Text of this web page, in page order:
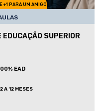
+1 PARA UM AMIGO
EDUCAÇÃO SUPERIOR
EAD
2 A 12 MESES